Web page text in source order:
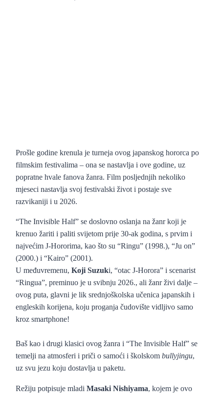
Prošle godine krenula je turneja ovog japanskog hororca po
filmskim festivalima – ona se nastavlja i ove godine, uz
popratne hvale fanova žanra. Film posljednjih nekoliko
mjeseci nastavlja svoj festivalski život i postaje sve
razvikaniji i u 2026.
“The Invisible Half” se doslovno oslanja na žanr koji je
krenuo žariti i paliti svijetom prije 30-ak godina, s prvim i
najvećim J-Hororima, kao što su “Ringu” (1998.), “Ju on”
(2000.) i “Kairo” (2001).
U međuvremenu, Koji Suzuki, “otac J-Horora” i scenarist
“Ringua”, preminuo je u svibnju 2026., ali žanr živi dalje –
ovog puta, glavni je lik srednjoškolska učenica japanskih i
engleskih korijena, koju proganja čudovište vidljivo samo
kroz smartphone!
Baš kao i drugi klasici ovog žanra i “The Invisible Half” se
temelji na atmosferi i priči o samoći i školskom bullyjingu,
uz svu jezu koju dostavlja u paketu.
Režiju potpisuje mladi Masaki Nishiyama, kojem je ovo